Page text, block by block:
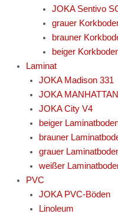
JOKA Sentivo
grauer
brauner
beiger
Laminat
JOKA Madison 331
JOKA
JOKA City V4
beiger
brauner
grauer
weißer
PVC
JOKA PVC-Böden
Linoleum